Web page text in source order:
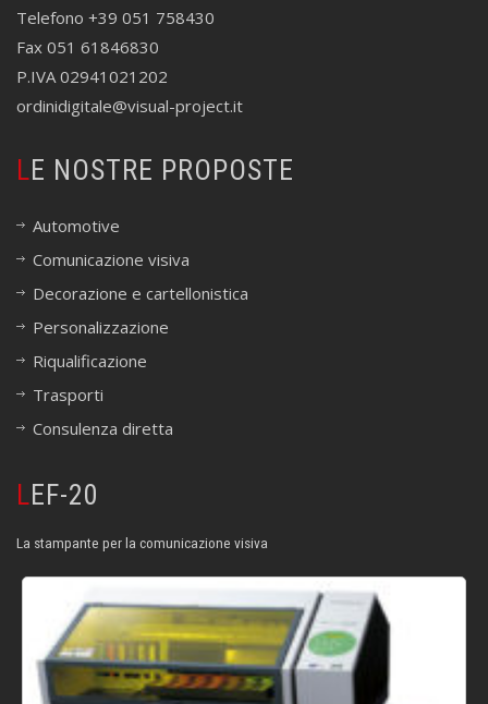
Telefono +39 051 758430
Fax 051 61846830
P.IVA 02941021202
ordinidigitale@visual-project.it
LE NOSTRE PROPOSTE
Automotive
Comunicazione visiva
Decorazione e cartellonistica
Personalizzazione
Riqualificazione
Trasporti
Consulenza diretta
LEF-20
La stampante per la comunicazione visiva